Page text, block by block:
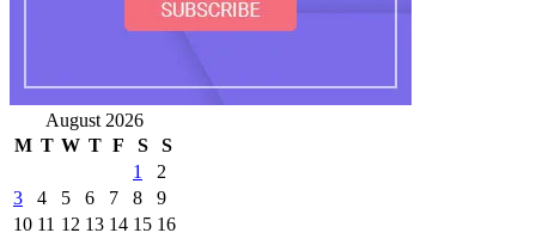
August 2026
M T W T F S
S
1
2
3
4 5 6 7 8
9
10 11 12 13 14 15 16